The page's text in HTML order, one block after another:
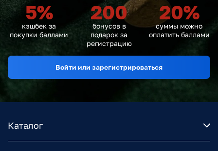
5%
кэшбек за
покупки баллами
200
бонусов в
подарок за
регистрацию
20%
суммы можно
оплатить баллами
Войти или зарегистрироваться
Каталог